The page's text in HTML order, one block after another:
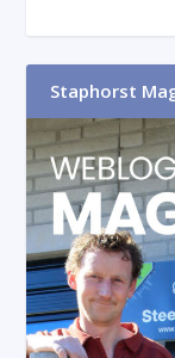
Staphorst